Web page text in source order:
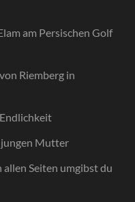
am Persischen Golf
Riemberg in
jungen Mutter
allen Seiten umgibst du